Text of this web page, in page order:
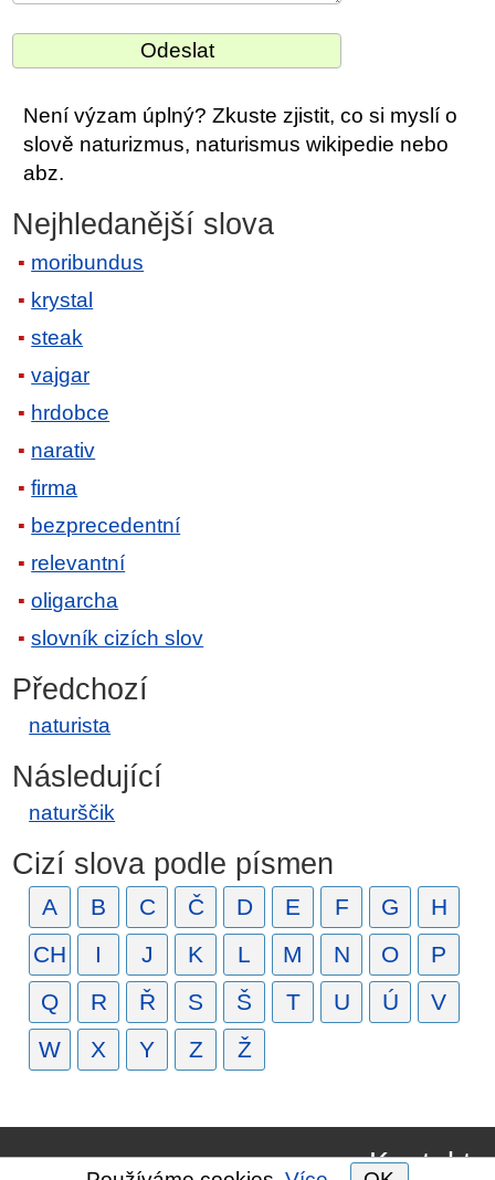
Není výzam úplný? Zkuste zjistit, co si myslí o
slově naturizmus, naturismus wikipedie nebo
abz.
Nejhledanější slova
moribundus
krystal
steak
vajgar
hrdobce
narativ
firma
bezprecedentní
relevantní
oligarcha
slovník cizích slov
Předchozí
naturista
Následující
naturščik
Cizí slova podle písmen
A B C Č D E F G
H
CH
I J K L M N O
P
Q
R Ř S Š T U Ú
V
W
X Y Z Ž
Kontakt